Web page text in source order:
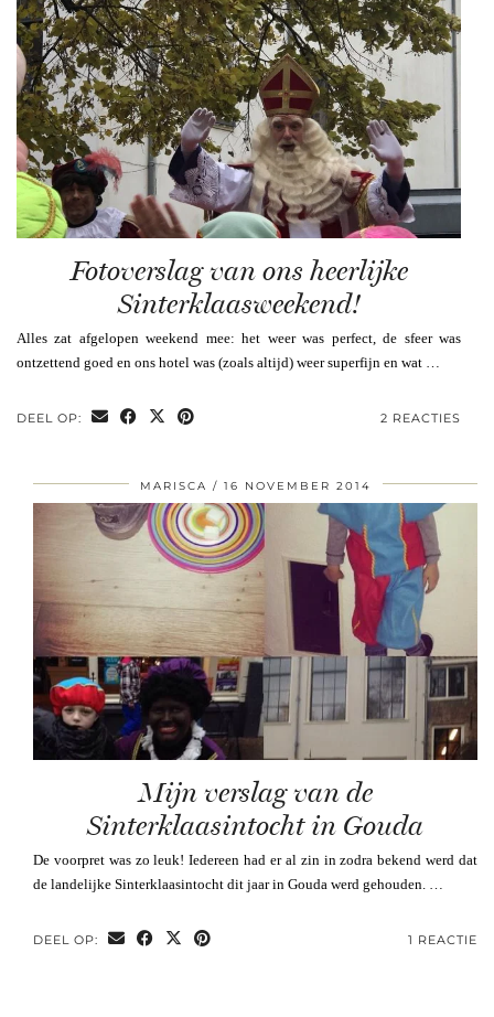
Fotoverslag van ons heerlijke
Sinterklaasweekend!
Alles zat afgelopen weekend mee: het weer was perfect, de sfeer was
ontzettend goed en ons hotel was (zoals altijd) weer superfijn en wat …
DEEL OP: 2 REACTIES
MARISCA 16 NOVEMBER 2014
Mijn verslag van de
Sinterklaasintocht in Gouda
De voorpret was zo leuk! Iedereen had er al zin in zodra bekend werd dat
de landelijke Sinterklaasintocht dit jaar in Gouda werd gehouden. …
DEEL OP: 1 REACTIE